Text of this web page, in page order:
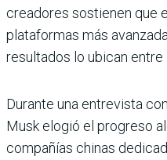
creadores sostienen que
plataformas más
resultados lo ubican entre
Durante una entrevista
Musk elogió el progreso
compañías chinas